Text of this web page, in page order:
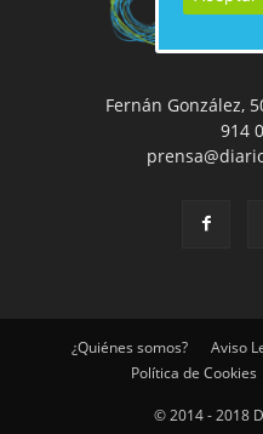
Fernán González,
914
¿Quiénes somos? Aviso
Política de Cookies
© 2014 - 2018